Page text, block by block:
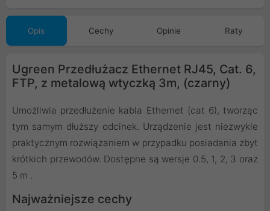
Opis Cechy Opinie Raty
Ugreen Przedłużacz Ethernet RJ45, Cat. 6,
FTP, z metalową wtyczką 3m, (czarny)
Umożliwia przedłużenie kabla Ethernet (cat 6), tworząc
tym samym dłuższy odcinek. Urządzenie jest niezwykle
praktycznym rozwiązaniem w przypadku posiadania zbyt
krótkich przewodów. Dostępne są wersje 0.5, 1, 2, 3 oraz
5 m .
Najważniejsze cechy